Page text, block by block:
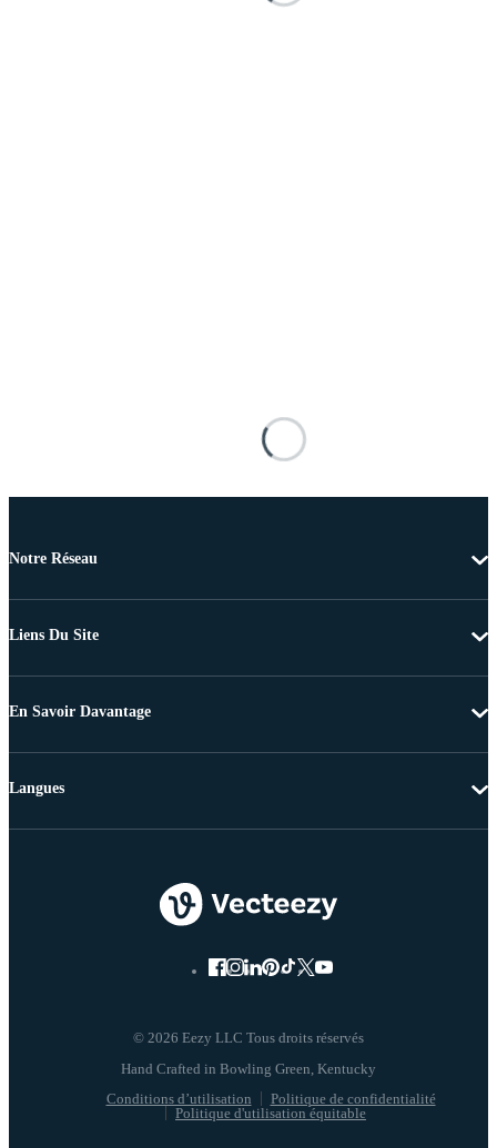
Notre Réseau
Liens Du Site
En Savoir Davantage
© 2026 Eezy LLC Tous droits réservés
Conditions d’utilisation
Politique de confidentialité
Politique d'utilisation équitable
Langues